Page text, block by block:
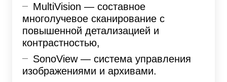
MultiVision — составное
многолучевое сканирование с
повышенной детализацией и
контрастностью,
SonoView — система управления
изображениями и архивами.